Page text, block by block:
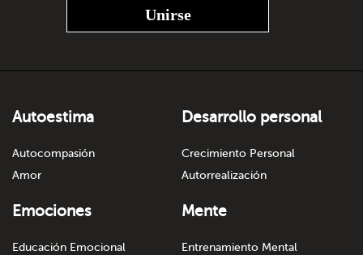
Autoestima
Autocompasión
Amor
Desarrollo personal
Crecimiento Personal
Autorrealización
Emociones
Educación Emocional
Mente
Entrenamiento Mental